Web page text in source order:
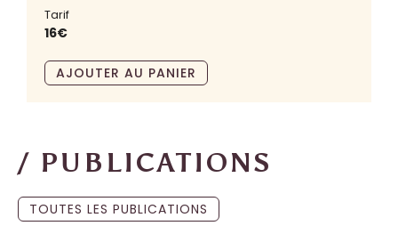
Tarif
16€
AJOUTER AU PANIER
/ PUBLICATIONS
TOUTES LES PUBLICATIONS